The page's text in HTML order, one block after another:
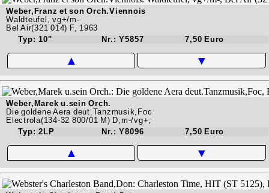
Weber,Franz et son Orch.Viennois
Waldteufel, vg+/m-
Bel Air(321 014) F, 1963
Typ: 10"
Nr.: Y5857 7,50 Euro
▲ ▼
Weber,Marek u.sein Orch.
Die goldene Aera deut.Tanzmusik,Foc
Electrola(134-32 800/01 M) D,m-/vg+,
Typ: 2LP
Nr.: Y8096 7,50 Euro
▲ ▼